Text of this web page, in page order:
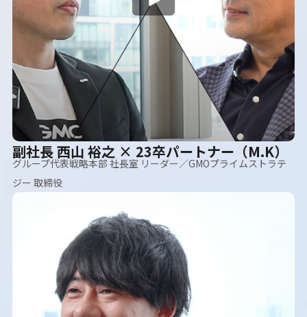
副社長 西山 裕之 × 23卒パートナー（M.K）
グループ代表戦略本部 社長室 リーダー／GMOプライムストラテ
ジー 取締役